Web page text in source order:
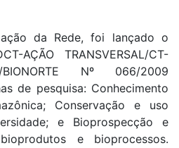
da Rede, foi lançado o
AÇÃO TRANSVERSAL/CT-
BIONORTE Nº 066/2009
de pesquisa: Conhecimento
Conservação e uso
e Bioprospecção e
e bioprocessos.